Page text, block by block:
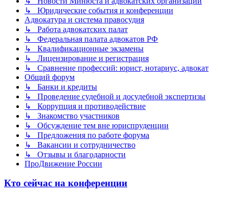
↳ Юридические события и конференции
Адвокатура и система правосудия
↳ Работа адвокатских палат
↳ Федеральная палата адвокатов РФ
↳ Квалификационные экзамены
↳ Лицензирование и регистрация
↳ Сравнение профессий: юрист, нотариус, адвокат
Общий форум
↳ Банки и кредиты
↳ Проведение судебной и досудебной экспертизы
↳ Коррупция и противодействие
↳ Знакомство участников
↳ Обсуждение тем вне юриспруденции
↳ Предложения по работе форума
↳ Вакансии и сотрудничество
↳ Отзывы и благодарности
ПроДвижение России
Кто сейчас на конференции